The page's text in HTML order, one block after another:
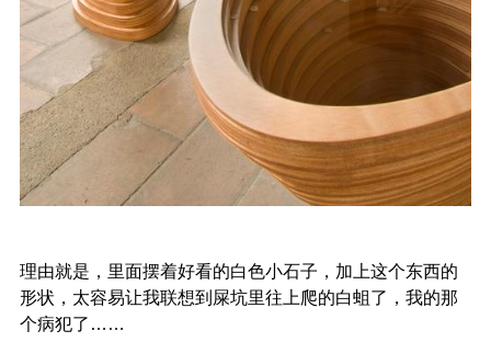
理由就是，里面摆着好看的白色小石子，加上这个东西的
形状，太容易让我联想到屎坑里往上爬的白蛆了，我的那
个病犯了……